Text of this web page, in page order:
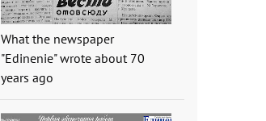
What the newspaper
"Edinenie" wrote about 70
years ago